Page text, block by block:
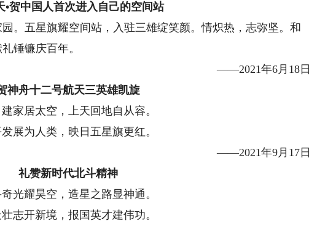
•贺中国人首次进入自己的空间站
五星旗耀空间站，入驻三雄绽笑颜。情炽热，志弥坚。和
锤镰庆百年。
——2021年6月18日
神舟十二号航天三英雄凯旋
家居太空，上天回地自从容。
展为人类，映日五星旗更红。
——2021年9月17日
礼赞新时代北斗精神
光耀昊空，造星之路显神通。
志开新境，报国英才建伟功。